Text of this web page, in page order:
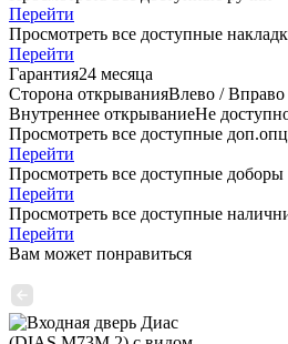
Перейти
Просмотреть все доступные
Перейти
Гарантия24 месяца
Сторона открыванияВлево / Вправо
Внутреннее открываниеНе
Просмотреть все доступные
Перейти
Просмотреть все доступные доборы
Перейти
Просмотреть все доступные
Перейти
Вам может понравиться